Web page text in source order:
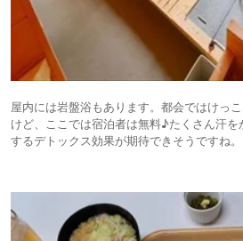
屋内には岩盤浴もあります。都会ではけっ
けど、ここでは宿泊者は無料♪たくさん汗を
するデトックス効果が期待できそうですね。